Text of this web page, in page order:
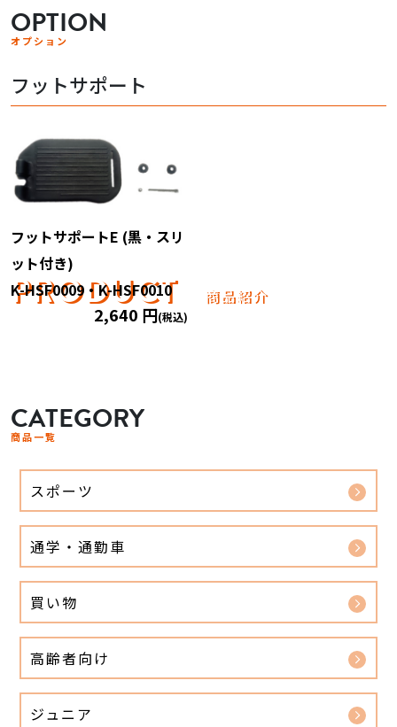
PRODUCT 商品紹介
OPTION
オプション
フットサポート
フットサポートE (黒・スリ
ット付き)
K-HSF0009・K-HSF0010
2,640 円(税込)
CATEGORY
商品一覧
スポーツ
通学・通勤車
買い物
高齢者向け
ジュニア